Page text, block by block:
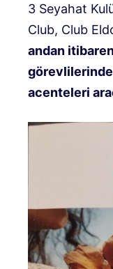
3 Seyahat
Club, Club
andan
acenteleri